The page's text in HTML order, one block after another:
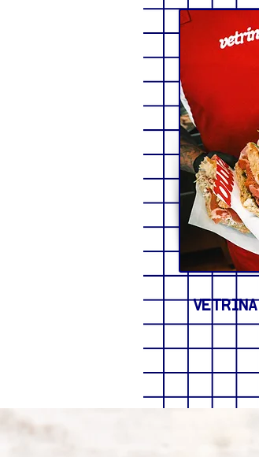
VETRINA